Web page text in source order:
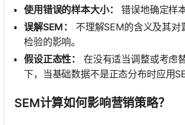
使用错误的样本大小：
错误地确定样
误解SEM：
不理解SEM的含义及其对
检验的影响。
假设正态性：
在没有适当调整或考虑
下，当基础数据不是正态分布时应用
SEM计算如何影响营销策略？